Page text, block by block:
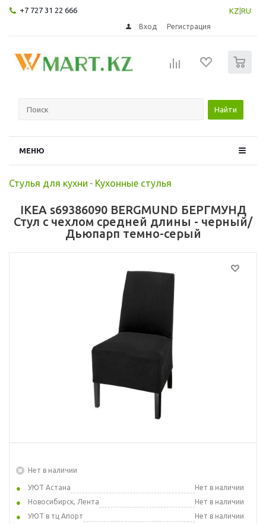
+7 727 31 22 666 KZ RU
Вход Регистрация
Найти
МЕНЮ
Стулья для кухни - Кухонные стулья
IKEA s69386090 BERGMUND БЕРГМУНД
Стул с чехлом средней длины - черный/
Дьюпарп темно-серый
Нет в наличии
УЮТ Астана
Нет в наличии
Новосибирск, Лента
Нет в наличии
УЮТ в тц Апорт
Нет в наличии